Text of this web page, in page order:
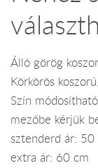
Álló görög
Körkörös
Szín
mezőbe kérjük
sztenderd ár: 50
extra ár: 60 cm